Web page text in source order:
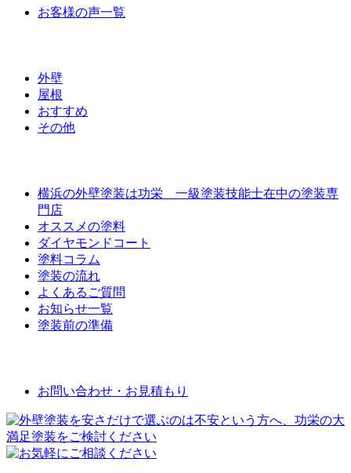
お客様の声一覧
外壁
屋根
おすすめ
その他
横浜の外壁塗装は功栄 一級塗装技能士在中の塗装専
門店
オススメの塗料
ダイヤモンドコート
塗料コラム
塗装の流れ
よくあるご質問
お知らせ一覧
塗装前の準備
お問い合わせ・お見積もり